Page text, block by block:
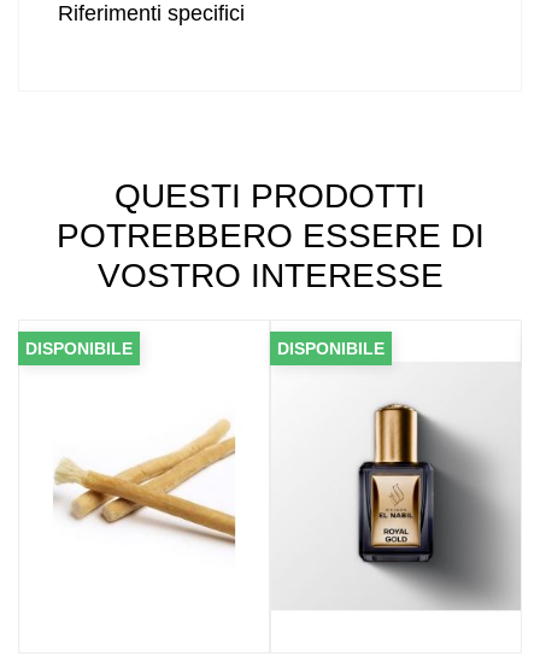
Riferimenti specifici
QUESTI PRODOTTI
POTREBBERO ESSERE DI
VOSTRO INTERESSE
DISPONIBILE DISPONIBILE